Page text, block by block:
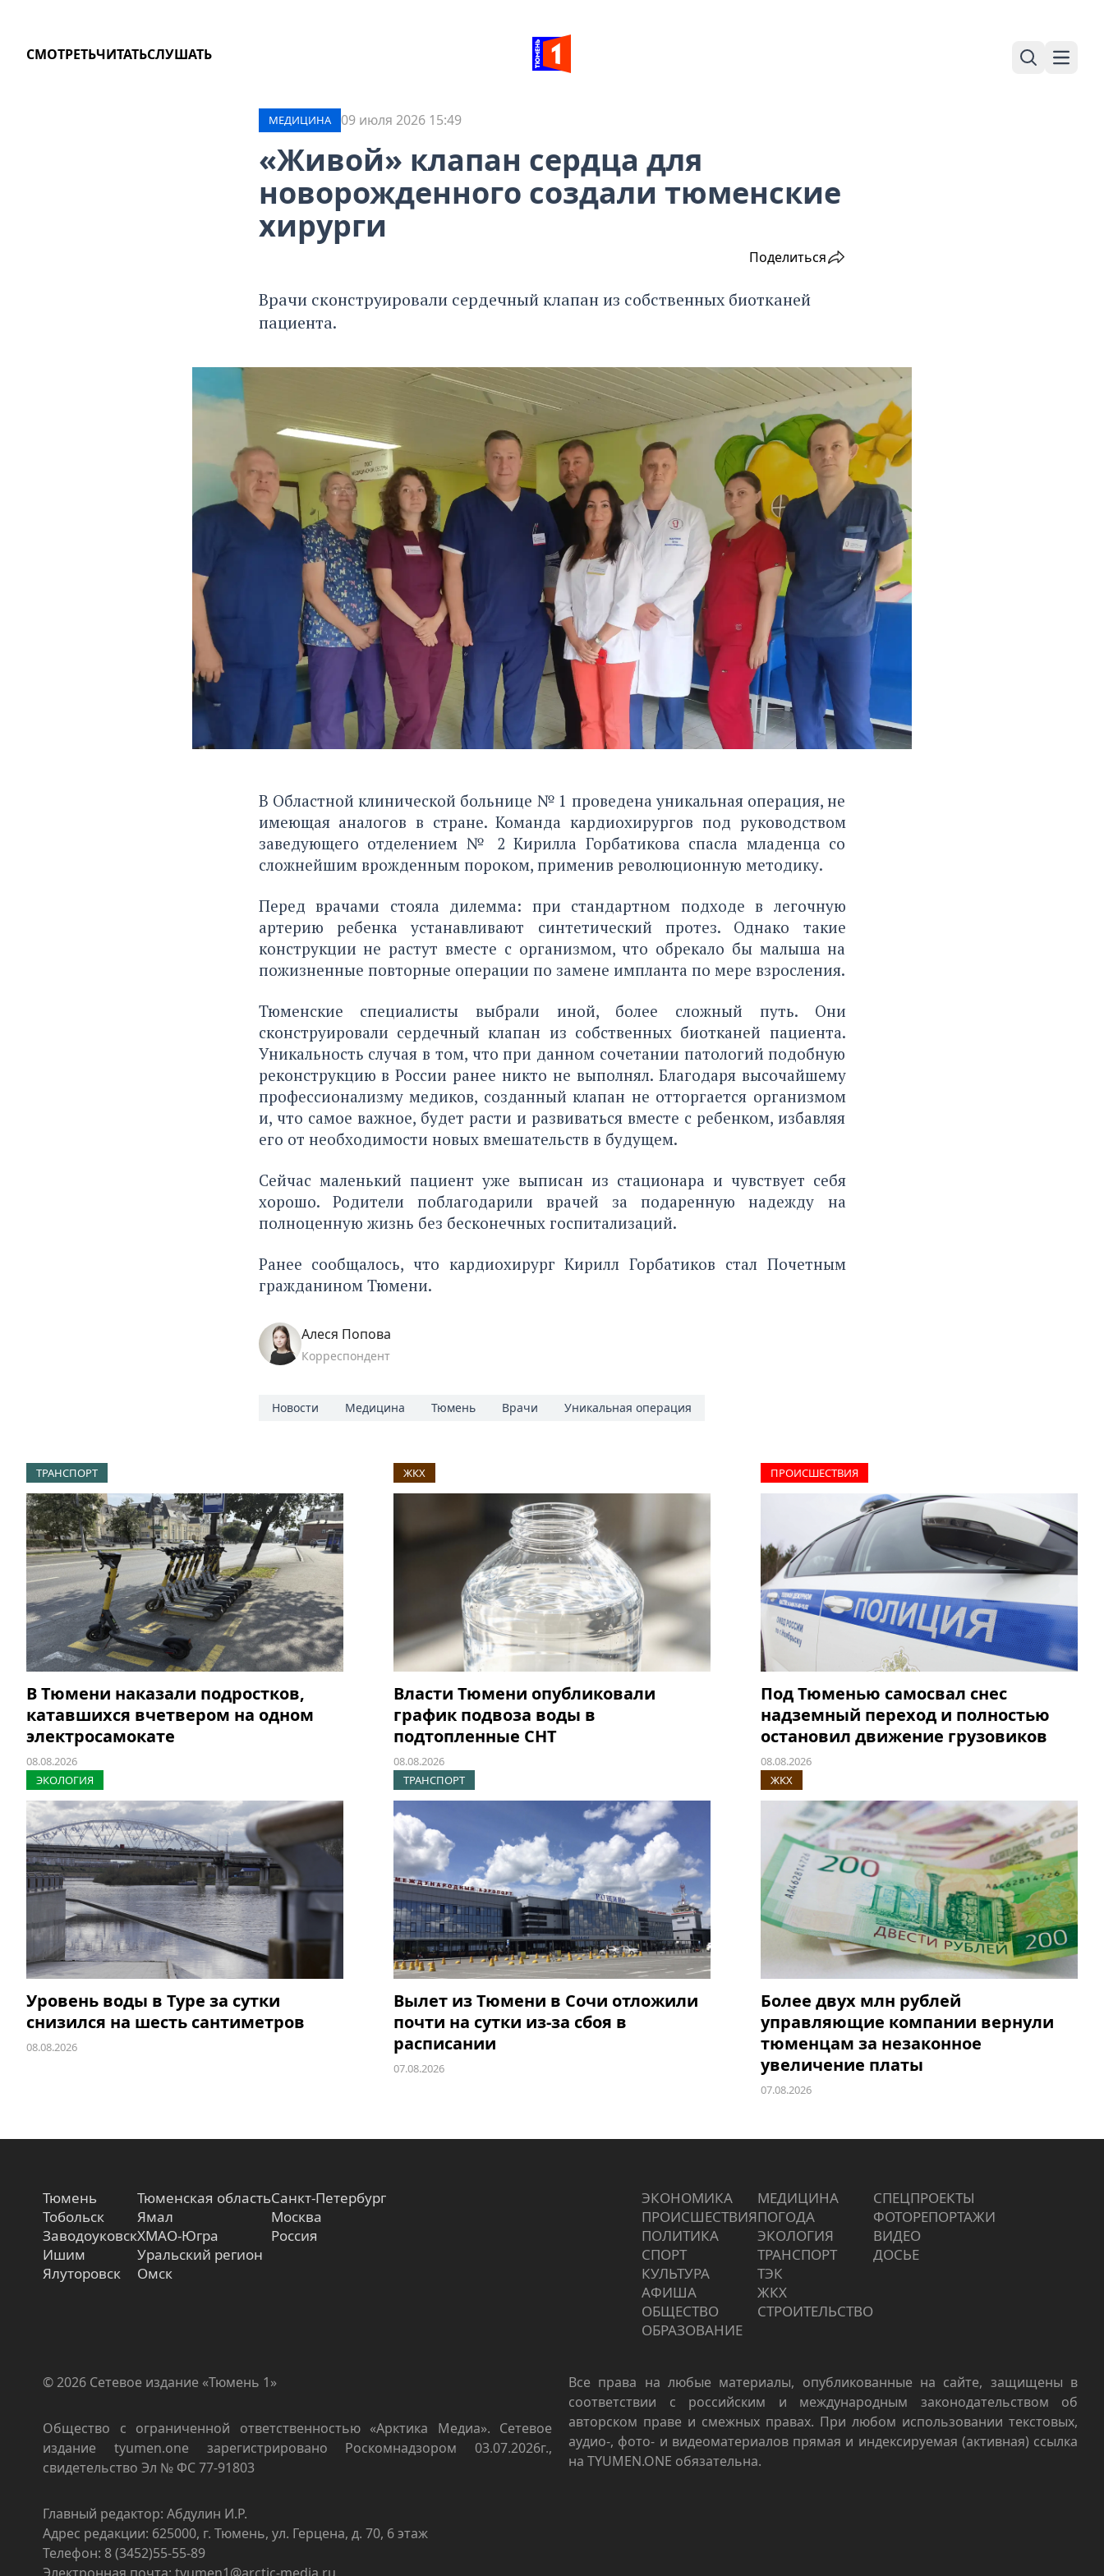
СМОТРЕТЬЧИТАТЬСЛУШАТЬ
Поиск
МЕДИЦИНА 09 июля 2026 15:49
«Живой» клапан сердца для
новорожденного создали тюменские
хирурги
Поделиться
Врачи сконструировали сердечный клапан из собственных биотканей
пациента.
В Областной клинической больнице № 1 проведена уникальная операция, не
имеющая аналогов в стране. Команда кардиохирургов под руководством
заведующего отделением № 2 Кирилла Горбатикова спасла младенца со
сложнейшим врожденным пороком, применив революционную методику.
Перед врачами стояла дилемма: при стандартном подходе в легочную
артерию ребенка устанавливают синтетический протез. Однако такие
конструкции не растут вместе с организмом, что обрекало бы малыша на
пожизненные повторные операции по замене импланта по мере взросления.
Тюменские специалисты выбрали иной, более сложный путь. Они
сконструировали сердечный клапан из собственных биотканей пациента.
Уникальность случая в том, что при данном сочетании патологий подобную
реконструкцию в России ранее никто не выполнял. Благодаря высочайшему
профессионализму медиков, созданный клапан не отторгается организмом
и, что самое важное, будет расти и развиваться вместе с ребенком, избавляя
его от необходимости новых вмешательств в будущем.
Сейчас маленький пациент уже выписан из стационара и чувствует себя
хорошо. Родители поблагодарили врачей за подаренную надежду на
полноценную жизнь без бесконечных госпитализаций.
Ранее сообщалось, что кардиохирург Кирилл Горбатиков стал Почетным
гражданином Тюмени.
Алеся Попова
Корреспондент
Новости Медицина Тюмень Врачи Уникальная операция
ТРАНСПОРТ
В Тюмени наказали подростков,
катавшихся вчетвером на одном
электросамокате
08.08.2026
ЖКХ
Власти Тюмени опубликовали
график подвоза воды в
подтопленные СНТ
08.08.2026
ПРОИCШЕСТВИЯ
Под Тюменью самосвал снес
надземный переход и полностью
остановил движение грузовиков
08.08.2026
ЭКОЛОГИЯ
Уровень воды в Туре за сутки
снизился на шесть сантиметров
08.08.2026
ТРАНСПОРТ
Вылет из Тюмени в Сочи отложили
почти на сутки из-за сбоя в
расписании
07.08.2026
ЖКХ
Более двух млн рублей
управляющие компании вернули
тюменцам за незаконное
увеличение платы
07.08.2026
Тюмень
Тобольск
Заводоуковск
Ишим
Ялуторовск
Тюменская область
Ямал
ХМАО-Югра
Уральский регион
Омск
Санкт-Петербург
Москва
Россия
ЭКОНОМИКА
ПРОИCШЕСТВИЯ
ПОЛИТИКА
СПОРТ
КУЛЬТУРА
АФИША
ОБЩЕСТВО
ОБРАЗОВАНИЕ
МЕДИЦИНА
ПОГОДА
ЭКОЛОГИЯ
ТРАНСПОРТ
ТЭК
ЖКХ
СТРОИТЕЛЬСТВО
СПЕЦПРОЕКТЫ
ФОТОРЕПОРТАЖИ
ВИДЕО
ДОСЬЕ
© 2026 Сетевое издание «Тюмень 1»
Общество с ограниченной ответственностью «Арктика Медиа». Сетевое
издание tyumen.one зарегистрировано Роскомнадзором 03.07.2026г.,
свидетельство Эл № ФС 77-91803
Главный редактор: Абдулин И.Р.
Адрес редакции: 625000, г. Тюмень, ул. Герцена, д. 70, 6 этаж
Телефон: 8 (3452)55-55-89
Все права на любые материалы, опубликованные на сайте, защищены в
соответствии с российским и международным законодательством об
авторском праве и смежных правах. При любом использовании текстовых,
аудио-, фото- и видеоматериалов прямая и индексируемая (активная) ссылка
на TYUMEN.ONE обязательна.